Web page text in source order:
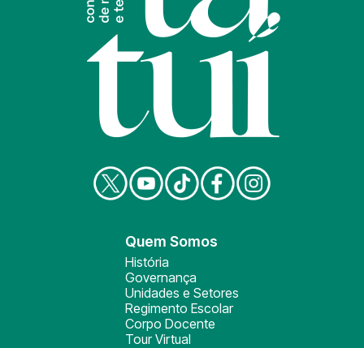
Quem Somos
História
Governança
Unidades e Setores
Regimento Escolar
Corpo Docente
Tour Virtual